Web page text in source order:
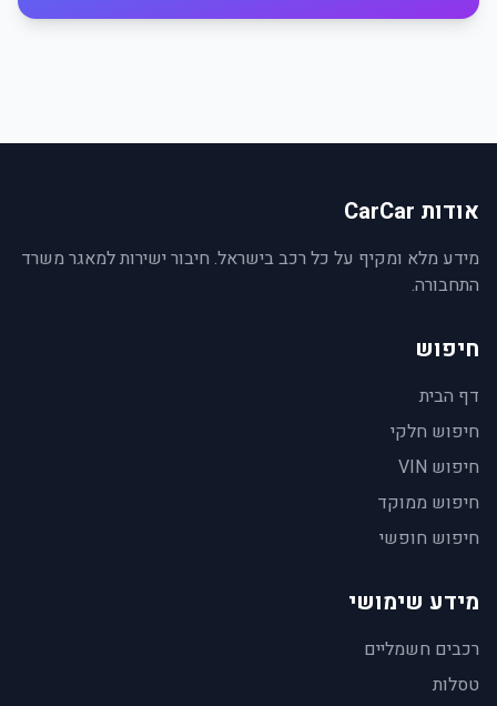
אודות CarCar
מידע מלא ומקיף על כל רכב בישראל. חיבור ישירות למאגר משרד
התחבורה.
חיפוש
דף הבית
חיפוש חלקי
חיפוש VIN
חיפוש ממוקד
חיפוש חופשי
מידע שימושי
רכבים חשמליים
טסלות